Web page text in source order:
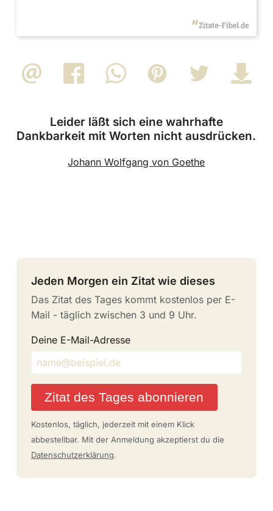
Leider läßt sich eine wahrhafte
Dankbarkeit mit Worten nicht ausdrücken.
Johann Wolfgang von Goethe
Jeden Morgen ein Zitat wie dieses
Das Zitat des Tages kommt kostenlos per E-
Mail - täglich zwischen 3 und 9 Uhr.
Deine E-Mail-Adresse
Zitat des Tages abonnieren
Kostenlos, täglich, jederzeit mit einem Klick
abbestellbar. Mit der Anmeldung akzeptierst du die
Datenschutzerklärung.